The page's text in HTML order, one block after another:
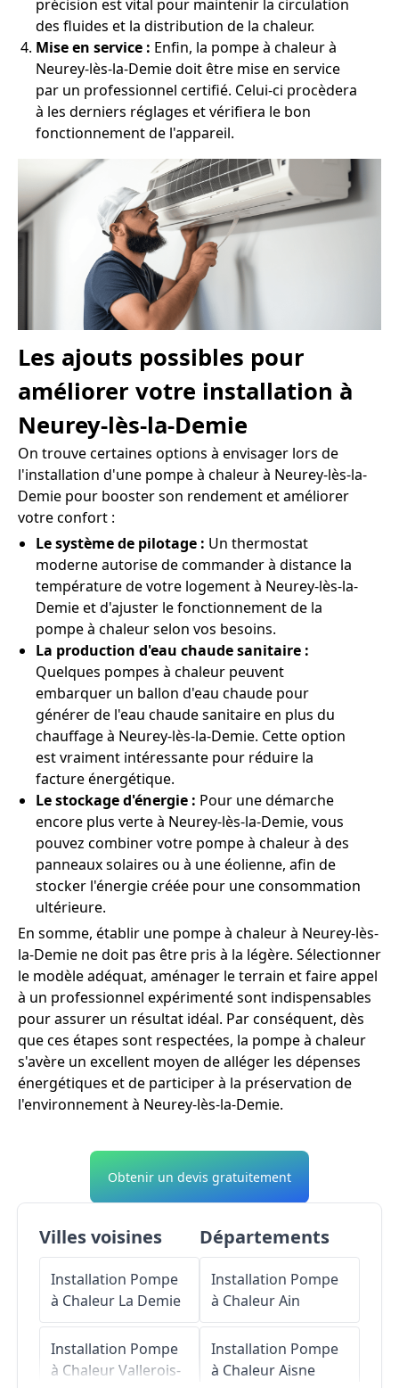
précision est vital pour maintenir la circulation
des fluides et la distribution de la chaleur.
Mise en service : Enfin, la pompe à chaleur à
Neurey-lès-la-Demie doit être mise en service
par un professionnel certifié. Celui-ci procèdera
à les derniers réglages et vérifiera le bon
fonctionnement de l'appareil.
Les ajouts possibles pour
améliorer votre installation à
Neurey-lès-la-Demie
On trouve certaines options à envisager lors de
l'installation d'une pompe à chaleur à Neurey-lès-la-
Demie pour booster son rendement et améliorer
votre confort :
Le système de pilotage : Un thermostat
moderne autorise de commander à distance la
température de votre logement à Neurey-lès-la-
Demie et d'ajuster le fonctionnement de la
pompe à chaleur selon vos besoins.
La production d'eau chaude sanitaire :
Quelques pompes à chaleur peuvent
embarquer un ballon d'eau chaude pour
générer de l'eau chaude sanitaire en plus du
chauffage à Neurey-lès-la-Demie. Cette option
est vraiment intéressante pour réduire la
facture énergétique.
Le stockage d'énergie : Pour une démarche
encore plus verte à Neurey-lès-la-Demie, vous
pouvez combiner votre pompe à chaleur à des
panneaux solaires ou à une éolienne, afin de
stocker l'énergie créée pour une consommation
ultérieure.
En somme, établir une pompe à chaleur à Neurey-lès-
la-Demie ne doit pas être pris à la légère. Sélectionner
le modèle adéquat, aménager le terrain et faire appel
à un professionnel expérimenté sont indispensables
pour assurer un résultat idéal. Par conséquent, dès
que ces étapes sont respectées, la pompe à chaleur
s'avère un excellent moyen de alléger les dépenses
énergétiques et de participer à la préservation de
l'environnement à Neurey-lès-la-Demie.
Obtenir un devis gratuitement
Villes voisines
Installation Pompe
à Chaleur La Demie
Installation Pompe
à ChaleurVallerois-
Départements
Installation Pompe
à ChaleurAin
Installation Pompe
à ChaleurAisne